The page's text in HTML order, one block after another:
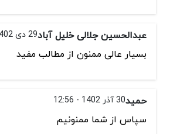
عبدالحسین جلالی خلیل آباد29 دی 1402 - 09:17
بسیار عالی ممنون از مطالب مفید
حمید30 آذر 1402 - 12:56
سپاس از شما ممنونیم